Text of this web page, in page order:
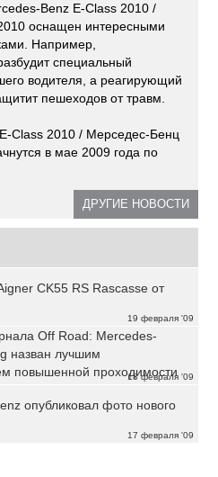
Benz E-Class 2010 /
оснащен интересными
Например,
специальный
водителя, а реагирующий
пешеходов от травм.
Class 2010 / Мерседес-Бенц
в мае 2009 года по
ДРУГИЕ НОВОСТИ
19 февраля '09
CK55 RS Rascasse от
18 февраля '09
Off Road: Mercedes-
назван лучшим
повышенной проходимости
17 февраля '09
опубликовал фото нового